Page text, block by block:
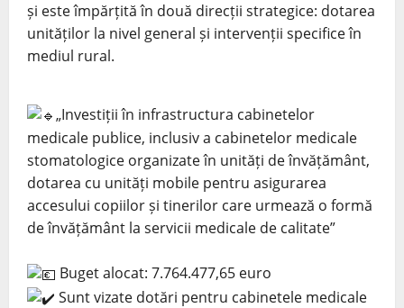
și este împărțită în două direcții strategice: dotarea
unităților la nivel general și intervenții specifice în
mediul rural.
„Investiții în infrastructura cabinetelor
medicale publice, inclusiv a cabinetelor medicale
stomatologice organizate în unități de învățământ,
dotarea cu unități mobile pentru asigurarea
accesului copiilor și tinerilor care urmează o formă
de învățământ la servicii medicale de calitate”
Buget alocat: 7.764.477,65 euro
Sunt vizate dotări pentru cabinetele medicale